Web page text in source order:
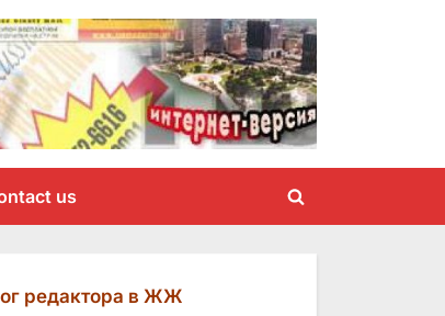
us
Toggle
редактора в ЖЖ